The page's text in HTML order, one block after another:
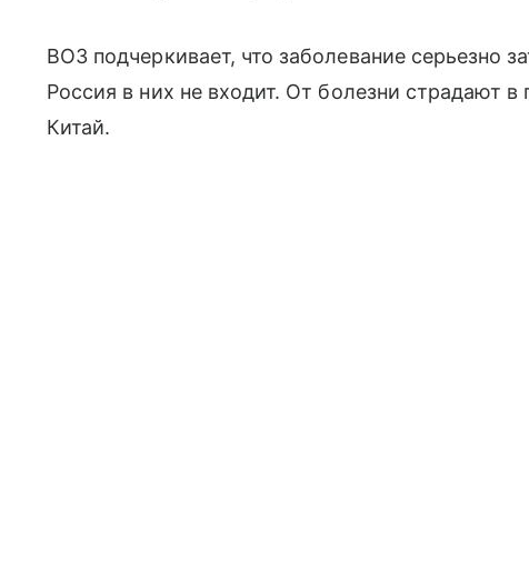
ВОЗ подчеркивает, что заболевание серьезно
Россия в них не входит. От болезни страдают
Китай.